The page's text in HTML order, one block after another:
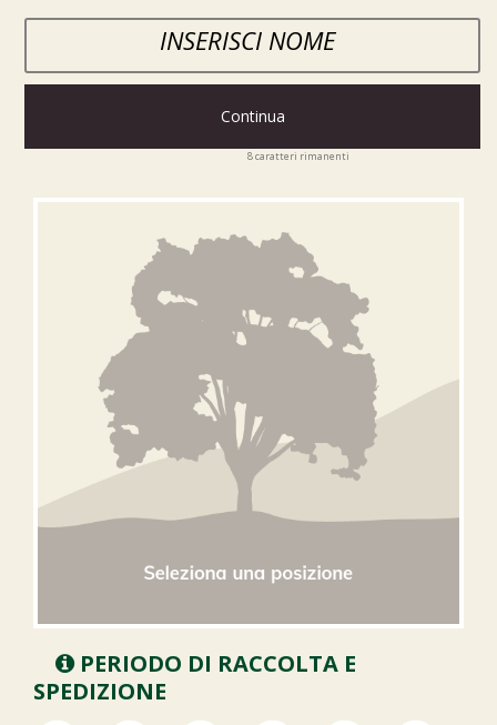
Continua
8caratteri rimanenti
PERIODO DI RACCOLTA E
SPEDIZIONE